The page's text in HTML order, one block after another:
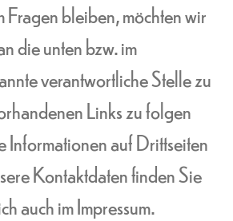
bleiben, möchten wir
die unten bzw. im
verantwortliche Stelle zu
Links zu folgen
Informationen auf Drittseiten
Kontaktdaten finden Sie
auch im Impressum.